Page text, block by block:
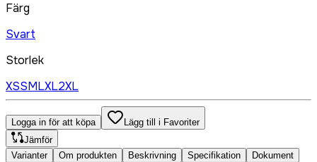
Färg
Svart
Storlek
XSSMLXL2XL
Logga in för att köpa
Lägg till i Favoriter
Jämför
Varianter
Om produkten Beskrivning Specifikation
Dokument